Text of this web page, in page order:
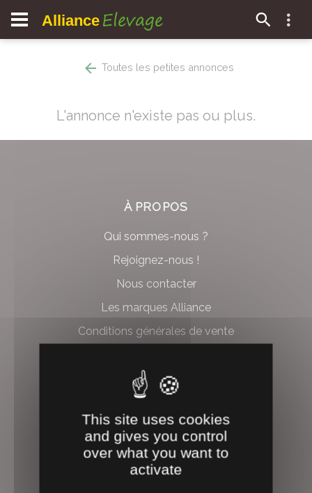
Alliance Elevage
Toutes les petites annonces
L'annonce n'existe pas ou plus.
À PROPOS
Qui sommes-nous ?
Rejoignez-nous !
Nous contacter
Les marques Alliance
Conditions générales de vente
VOTRE AVIS COMPTE...
4.1/5
This site uses cookies
and gives you control
over what you want to
activate